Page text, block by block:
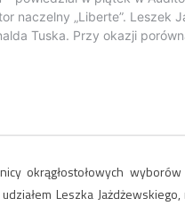
okrągłostołowych
Leszka